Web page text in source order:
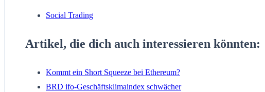
Social Trading
Artikel, die dich auch interessieren könnten:
Kommt ein Short Squeeze bei Ethereum?
BRD ifo-Geschäftsklimaindex schwächer